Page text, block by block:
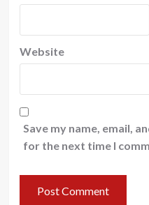
Website
Save my name, email,
for the next time I